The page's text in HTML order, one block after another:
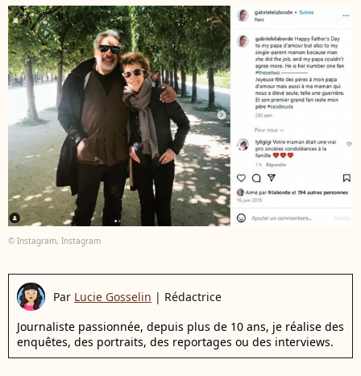
© Instagram, Instagram
Par Lucie Gosselin | Rédactrice
Journaliste passionnée, depuis plus de 10 ans, je réalise des
enquêtes, des portraits, des reportages ou des interviews.